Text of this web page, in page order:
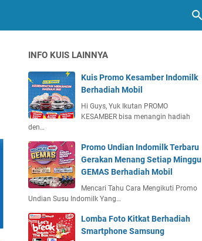
INFO KUIS LAINNYA
Kuis Promo Kesamber Indomilk
Berhadiah Mobil
Hi Guys, Yuk Ikutan PROMO
KESAMBER bisa menangin hadiah
den…
Promo Undian Indomilk Terbaru
Gerakan Menang Setiap Minggu
GEMAS Berhadiah Mobil
Mencari Tahu Cara Mengikuti Promo
Undian Susu Indomilk Yang…
Lomba Foto Kitkat Berhadiah
Smartphone Samsung